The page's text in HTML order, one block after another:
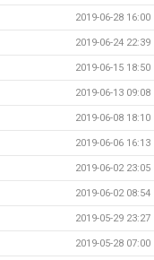
2019-06-28 16:00
2019-06-24 22:39
2019-06-15 18:50
2019-06-13 09:08
2019-06-08 18:10
2019-06-06 16:13
2019-06-02 23:05
2019-06-02 08:54
2019-05-29 23:27
2019-05-28 07:00